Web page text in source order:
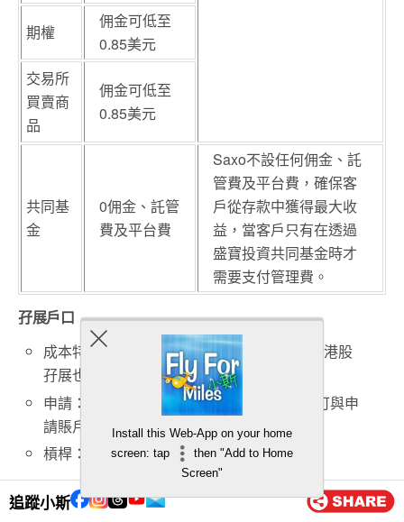
追蹤小斯
期權
佣金可低至
0.85美元
交易所
買賣商
品
佣金可低至
0.85美元
共同基
金
0佣金、託管
費及平台費
Saxo不設任何佣金、託
管費及平台費，確保客
戶從存款中獲得最大收
益，當客戶只有在透過
盛寶投資共同基金時才
需要支付管理費。
孖展戶口
成本特低： VIP孖展利率不到2厘，基本賬戶港股
孖展也不到4%， 美股孖展更是不到3厘
申請：在開戶表格中勾選 “開立孖展賬戶”即可與申
請賬戶同時處理
槓桿：高達3.3倍的槓桿
其他獎勵和費用
Install this Web-App on your home
screen: tap
then "Add to Home
Screen"